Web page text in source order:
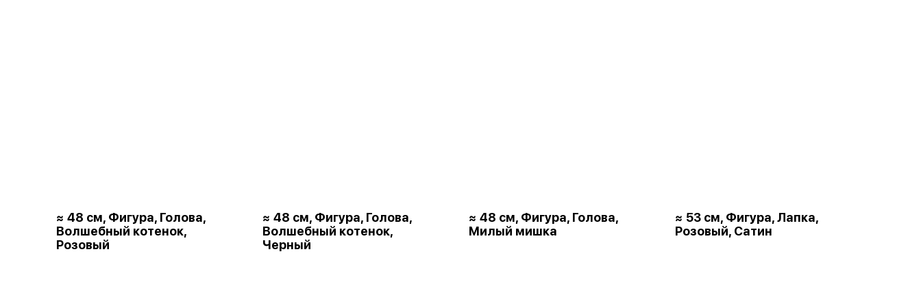
≈ 48 см, Фигура, Голова,
Волшебный котенок,
Розовый
≈ 48 см, Фигура, Голова,
Волшебный котенок,
Черный
≈ 48 см, Фигура, Голова,
Милый мишка
≈ 53 см, Фигура, Лапка,
Розовый, Сатин